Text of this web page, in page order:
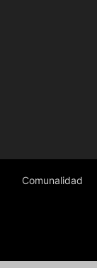
Comunalidad